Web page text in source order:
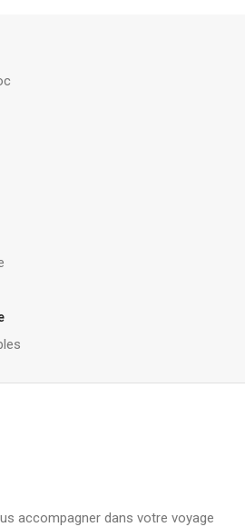
accompagner dans votre voyage